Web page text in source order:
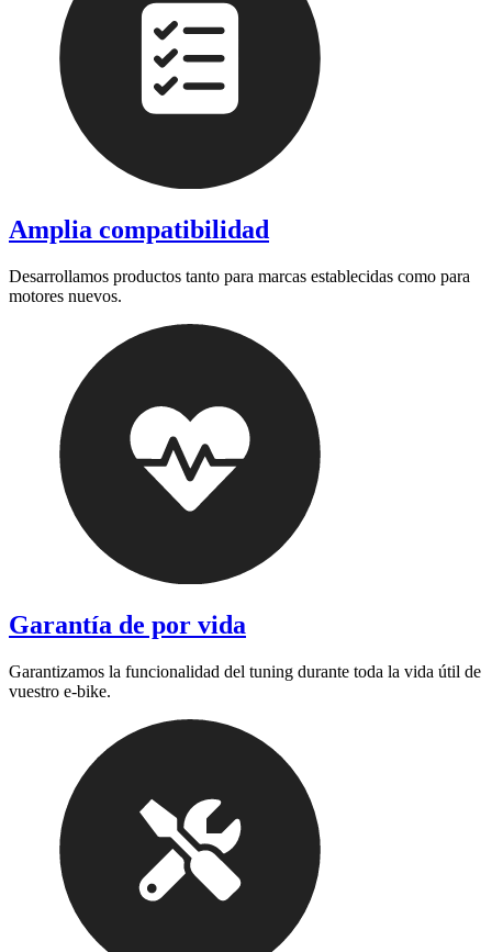
Amplia compatibilidad
Desarrollamos productos tanto para marcas establecidas como para
motores nuevos.
Garantía de por vida
Garantizamos la funcionalidad del tuning durante toda la vida útil de
vuestro e-bike.